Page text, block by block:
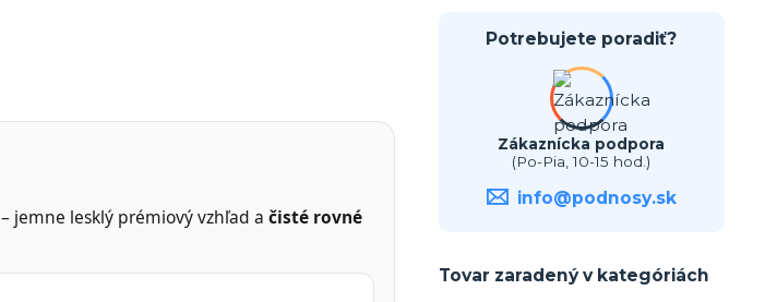
– jemne lesklý prémiový vzhľad a čisté rovné
Potrebujete poradiť?
Zákaznícka podpora
(Po-Pia, 10-15 hod.)
info@podnosy.sk
Tovar zaradený v kategóriách